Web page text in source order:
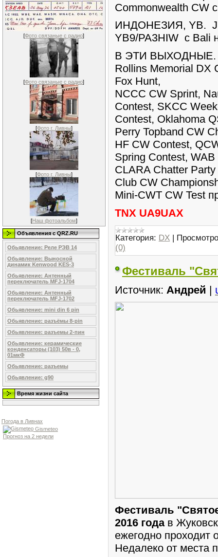
[Фото связаные с радио]
[Фото связаные с радио]
[Фото г. Ливны]
[Фото г. Ливны]
[Наш фотоальбом]
Объявления c QRZ.RU
Обьявление: Реле РЭВ 14
Обьявление: Выносной
динамик Kenwood KES-3
Обьявление: Антенный
переключатель MFJ-1704
Обьявление: Антенный
переключатель MFJ-1702
Обьявление: mini din 6 pin
Обьявление: разъёмы 8-pin
Обьявление: разъемы 2-пин
Обьявление: керамические
конденсаторы (103) 50в - 0,
01мкФ
Обьявление: разъемы
Обьявление: g90
Время жизни сайта
Погода в Ливнах
Gismeteo
Прогноз на 2 недели
Commonwealth CW
ИНДОНЕЗИЯ, YB.
YB9/PA3HIW с Bali
В ЭТИ ВЫХОДНЫЕ.
Rollins Memorial DX
Fox Hunt,
NCCC CW Sprint,
Contest, SKCC
Contest, Oklahoma
Perry Topband CW
HF CW Contest,
Spring Contest,
CLARA Chatter
Club CW
Mini-CWT CW Test
TNX UA9UAX
Категория: DX
(0)
Фестиваль
Источник: Андрей
Фестиваль
2016 годав
ежегодно проходит
Недалеко от места